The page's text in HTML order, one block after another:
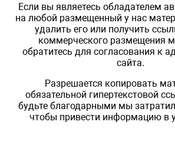
Если вы являетесь обладателем
на любой размещенный у нас
удалить его или получить
коммерческого размещения
обратитесь для согласования к
сайта.
Разрешается копировать
обязательной гипертекстовой
будьте благодарными мы
чтобы привести информацию в